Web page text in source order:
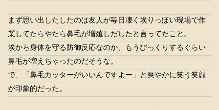
まず思い出したしたのは友人が毎日凄く埃りっぽい現場で作
業してたらやたら鼻毛が増殖しだしたと言ってたこと。
埃から身体を守る防御反応なのか、もうびっくりするぐらい
鼻毛が増えちゃったのだそうな。
で、「鼻毛カッターがいいんですよー」と爽やかに笑う笑顔
が印象的だった。